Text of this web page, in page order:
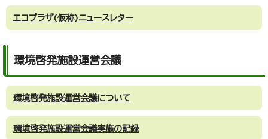
エコプラザ(仮称)ニュースレター
環境啓発施設運営会議
環境啓発施設運営会議について
環境啓発施設運営会議実施の記録